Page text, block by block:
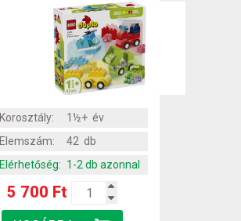
Korosztály:
1½+ év
Elemszám:
42 db
Elérhetőség: 1-2 db azonnal
5 700 Ft